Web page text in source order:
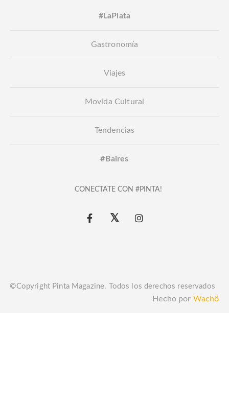
#LaPlata
Gastronomía
Viajes
Movida Cultural
Tendencias
#Baires
CONECTATE CON #PINTA!
©Copyright Pinta Magazine. Todos los derechos reservados
Hecho por Wachö